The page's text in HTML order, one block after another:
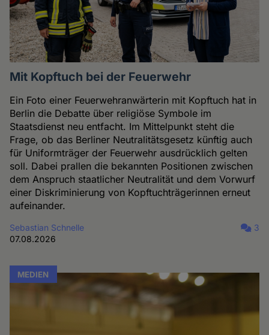
Mit Kopftuch bei der Feuerwehr
Ein Foto einer Feuerwehranwärterin mit Kopftuch hat in
Berlin die Debatte über religiöse Symbole im
Staatsdienst neu entfacht. Im Mittelpunkt steht die
Frage, ob das Berliner Neutralitätsgesetz künftig auch
für Uniformträger der Feuerwehr ausdrücklich gelten
soll. Dabei prallen die bekannten Positionen zwischen
dem Anspruch staatlicher Neutralität und dem Vorwurf
einer Diskriminierung von Kopftuchträgerinnen erneut
aufeinander.
Sebastian Schnelle
07.08.2026
3
MEDIEN